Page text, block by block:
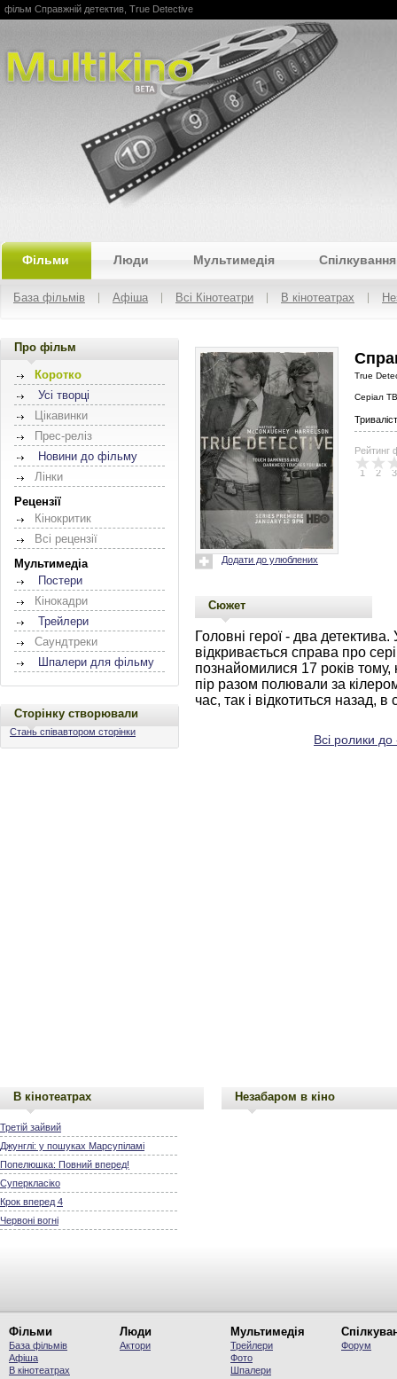
Multikino
фільм Справжній детектив, True Detective
Фільми Люди Мультимедія Спілкування
База фільмів Афіша Всі Кінотеатри В кінотеатрах
Про фільм
Коротко
Усі творці
Цікавинки
Прес-реліз
Новини до фільму
Лінки
Рецензії
Кінокритик
Всі рецензії
Мультимедіа
Постери
Кінокадри
Трейлери
Саундтреки
Шпалери для фільму
Сторінку створювали
Стань співавтором сторінки
Додати до улюблених
True
Серіал ТВ
Рейтинг
1 2 3
Сюжет
Головні герої - два
відкривається справа про
познайомилися 17 років тому,
пір разом полювали за
час, так і відкотиться назад,
Всі ролики
В кінотеатрах
Третій зайвий
Джунглі: у пошуках Марсупіламі
Попелюшка: Повний вперед!
Суперкласіко
Крок вперед 4
Червоні вогні
Незабаром в кіно
Фільми
База фільмів
Афіша
В кінотеатрах
Люди
Актори
Мультимедія
Трейлери
Фото
Шпалери
Форум